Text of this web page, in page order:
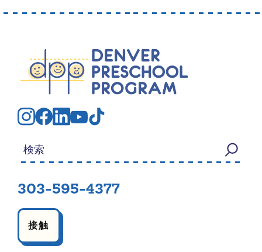
検索する：
303-595-4377
接触